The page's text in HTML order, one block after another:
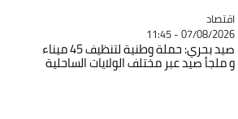
Catégorie
اقتصاد
07/08/2026 - 11:45
صيد بحري: حملة وطنية لتنظيف 45 ميناء
و ملجأ صيد عبر مختلف الولايات الساحلية